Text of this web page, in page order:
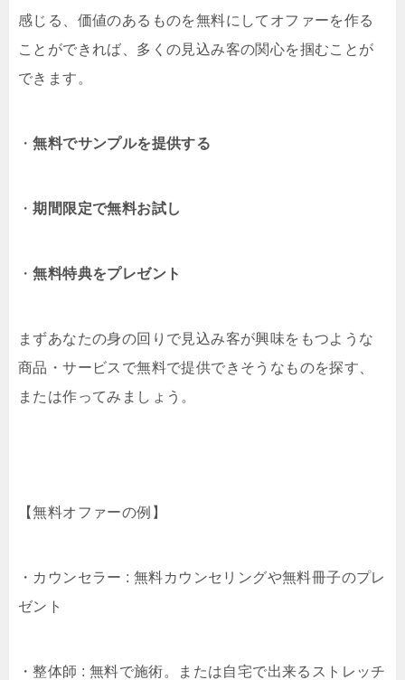
感じる、価値のあるものを無料にしてオファーを作る
ことができれば、多くの見込み客の関心を掴むことが
できます。
・無料でサンプルを提供する
・期間限定で無料お試し
・無料特典をプレゼント
まずあなたの身の回りで見込み客が興味をもつような
商品・サービスで無料で提供できそうなものを探す、
または作ってみましょう。
【無料オファーの例】
・カウンセラー : 無料カウンセリングや無料冊子のプレ
ゼント
・整体師 : 無料で施術。または自宅で出来るストレッチ